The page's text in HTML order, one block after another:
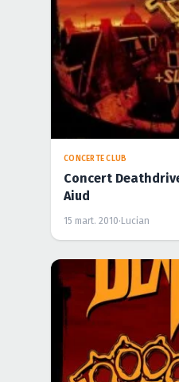
CONCERTE CLUB
Concert
Aiud
15 mart. 2010·Lucian